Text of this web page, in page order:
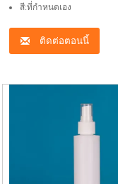
สี:ที่กำหนดเอง
ติดต่อตอนนี้